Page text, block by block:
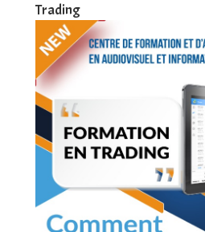
Trading